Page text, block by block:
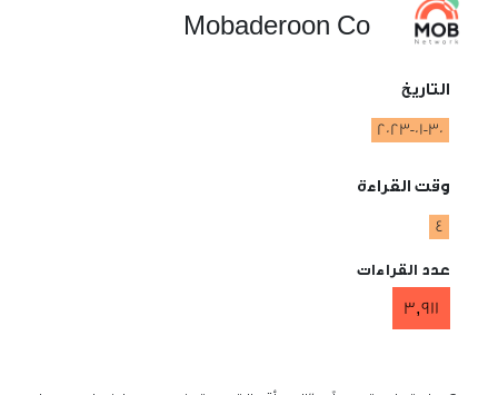
Mobaderoon Co
التاريخ
2023-01-30
وقت القراءة
عدد القراءات
3,911